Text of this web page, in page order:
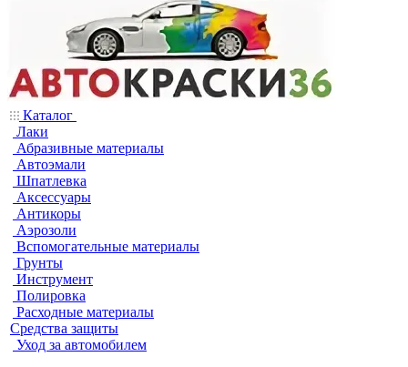
Каталог
Лаки
Абразивные материалы
Автоэмали
Шпатлевка
Аксессуары
Антикоры
Аэрозоли
Вспомогательные материалы
Грунты
Инструмент
Полировка
Расходные материалы
Средства защиты
Уход за автомобилем